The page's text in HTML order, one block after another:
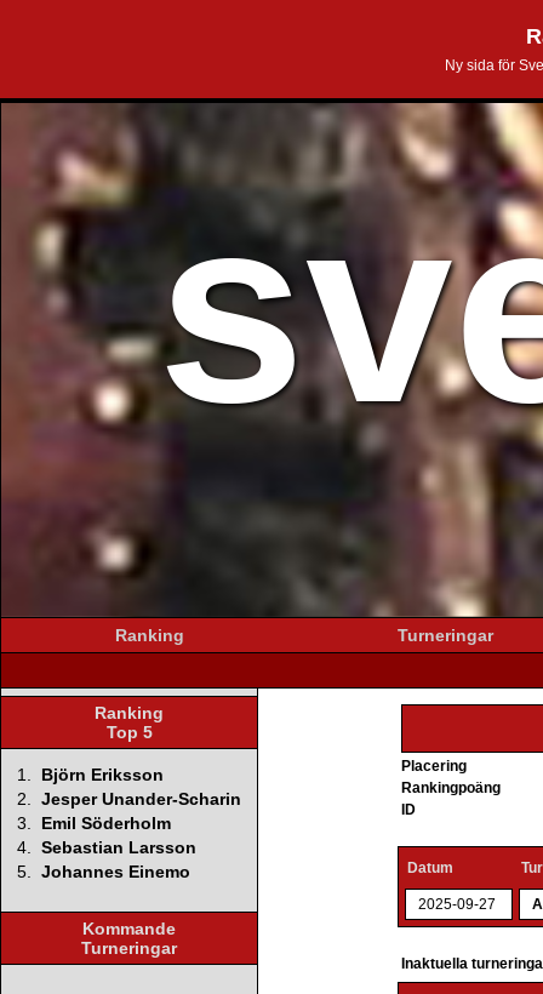
Ny sida för
Ranking Turneringar
Ranking
Top 5
1.
Björn Eriksson
2. Jesper Unander-Scharin
3.
Emil Söderholm
4. Sebastian Larsson
5. Johannes Einemo
Kommande
Turneringar
Placering
Rankingpoäng
ID
Datum
2025-09-27
Inaktuella